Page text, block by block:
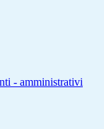
- amministrativi